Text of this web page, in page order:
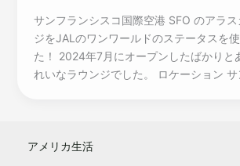
サンフランシスコ国際空港 SFO のアラ
ジをJALのワンワールドのステータスを
た！ 2024年7月にオープンしたばかりと
れいなラウンジでした。 ロケーション
アメリカ生活